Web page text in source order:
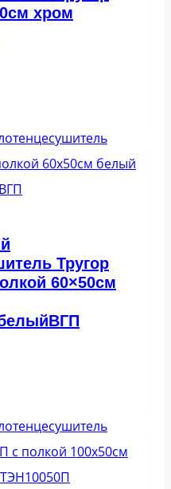
хром
Тругор
60×50см